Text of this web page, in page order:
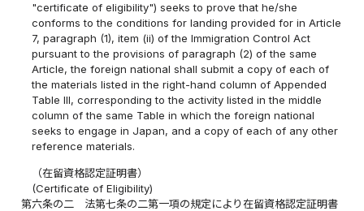
"certificate of eligibility") seeks to prove that he/she
conforms to the conditions for landing provided for in Article
7, paragraph (1), item (ii) of the Immigration Control Act
pursuant to the provisions of paragraph (2) of the same
Article, the foreign national shall submit a copy of each of
the materials listed in the right-hand column of Appended
Table III, corresponding to the activity listed in the middle
column of the same Table in which the foreign national
seeks to engage in Japan, and a copy of each of any other
reference materials.
（在留資格認定証明書）
(Certificate of Eligibility)
第六条の二
法第七条の二第一項の規定により在留資格認定証明書